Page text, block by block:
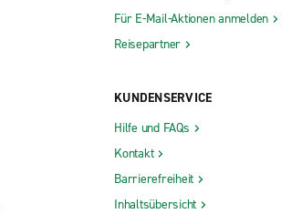
Für E-Mail-Aktionen anmelden
Reisepartner
KUNDENSERVICE
Hilfe und FAQs
Kontakt
Barrierefreiheit
Inhaltsübersicht